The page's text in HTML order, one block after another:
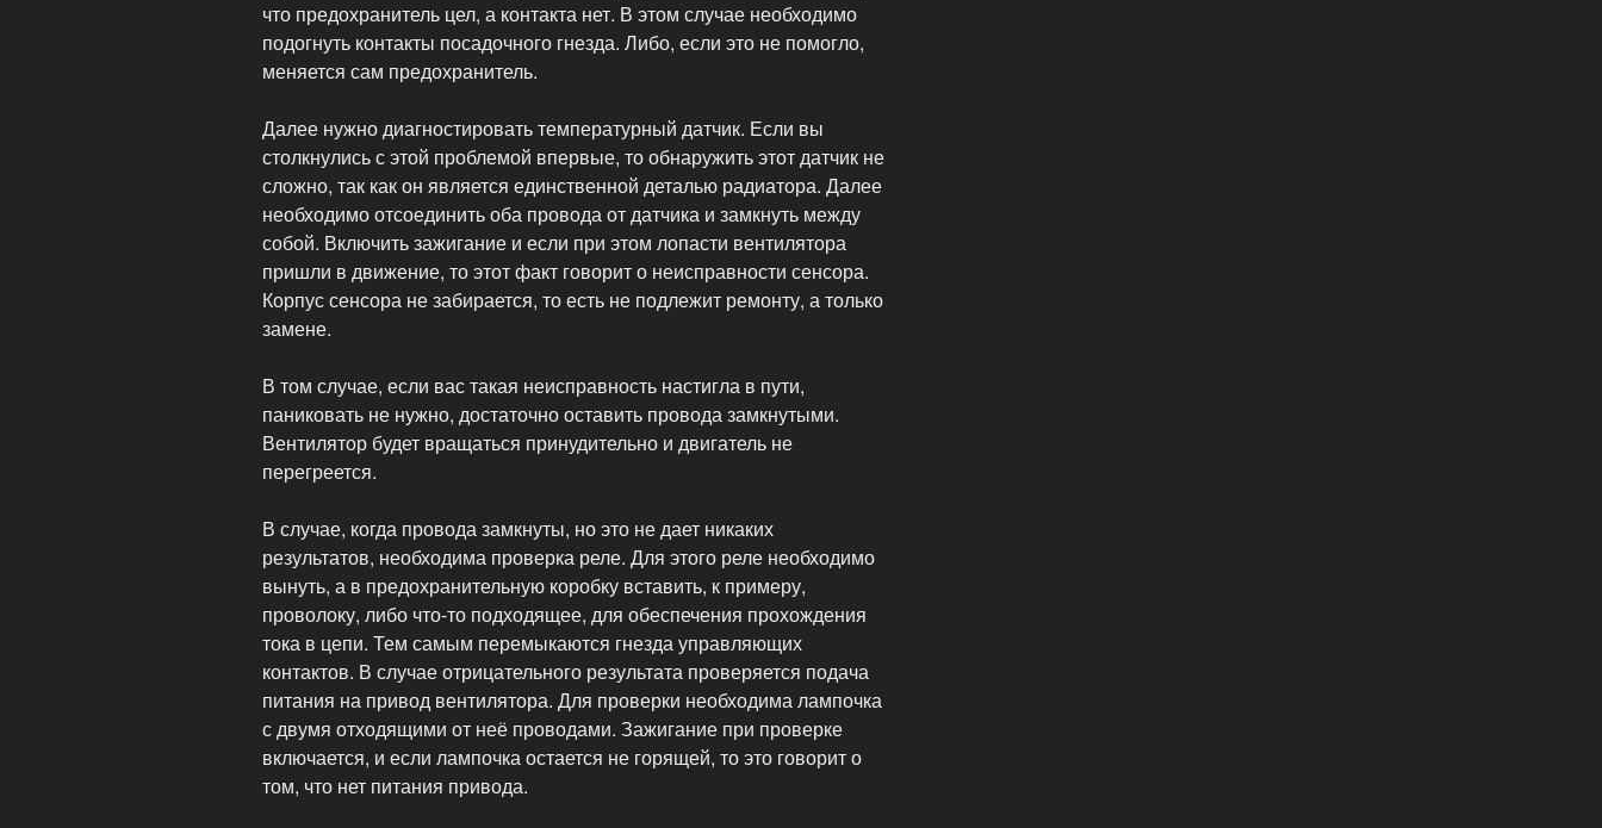
что предохранитель цел, а контакта нет. В этом случае необходимо
подогнуть контакты посадочного гнезда. Либо, если это не помогло,
меняется сам предохранитель.
Далее нужно диагностировать температурный датчик. Если вы
столкнулись с этой проблемой впервые, то обнаружить этот датчик не
сложно, так как он является единственной деталью радиатора. Далее
необходимо отсоединить оба провода от датчика и замкнуть между
собой. Включить зажигание и если при этом лопасти вентилятора
пришли в движение, то этот факт говорит о неисправности сенсора.
Корпус сенсора не забирается, то есть не подлежит ремонту, а только
замене.
В том случае, если вас такая неисправность настигла в пути,
паниковать не нужно, достаточно оставить провода замкнутыми.
Вентилятор будет вращаться принудительно и двигатель не
перегреется.
В случае, когда провода замкнуты, но это не дает никаких
результатов, необходима проверка реле. Для этого реле необходимо
вынуть, а в предохранительную коробку вставить, к примеру,
проволоку, либо что-то подходящее, для обеспечения прохождения
тока в цепи. Тем самым перемыкаются гнезда управляющих
контактов. В случае отрицательного результата проверяется подача
питания на привод вентилятора. Для проверки необходима лампочка
с двумя отходящими от неё проводами. Зажигание при проверке
включается, и если лампочка остается не горящей, то это говорит о
том, что нет питания привода.